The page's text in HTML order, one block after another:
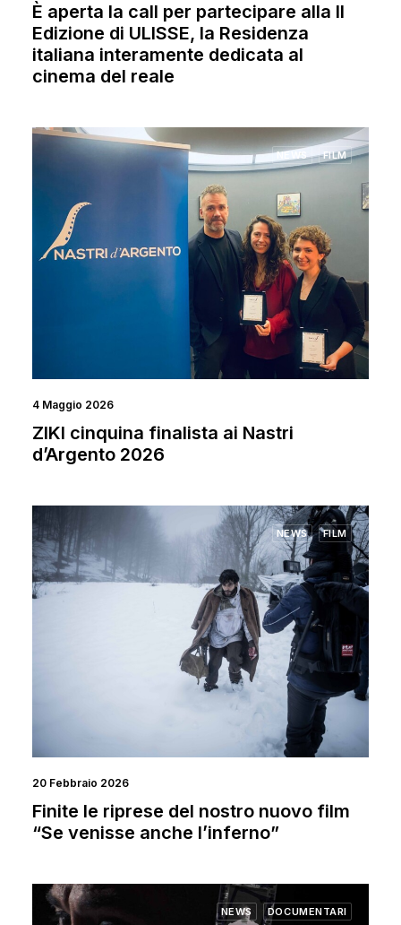
È aperta la call per partecipare alla II
Edizione di ULISSE, la Residenza
italiana interamente dedicata al
cinema del reale
NEWS FILM
4 Maggio 2026
ZIKI cinquina finalista ai Nastri
d’Argento 2026
NEWS FILM
20 Febbraio 2026
Finite le riprese del nostro nuovo film
“Se venisse anche l’inferno”
NEWS DOCUMENTARI